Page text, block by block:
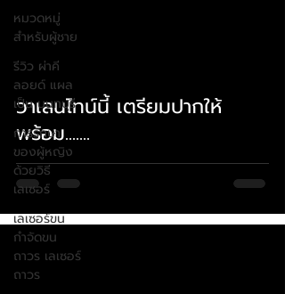
หมวดหมู่
สำหรับผู้ชาย
รีวิว ผ่าคี
ลอยด์ แผล
เป็น นนทบุรี
การรักษา
ของผู้หญิง
ด้วยวิธี
เลเซอร์
เลเซอร์ขน
กําจัดขน
ถาวร เลเซอร์
ถาวร
วาเลนไทน์นี้ เตรียมปากให้
พร้อม.......